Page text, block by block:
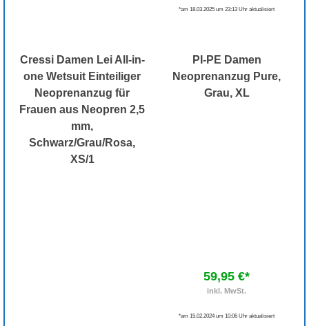
*am 18.03.2025 um 23:13 Uhr aktualisiert
Cressi Damen Lei All-in-
one Wetsuit Einteiliger
Neoprenanzug für
Frauen aus Neopren 2,5
mm,
Schwarz/Grau/Rosa,
XS/1
PI-PE Damen
Neoprenanzug Pure,
Grau, XL
59,95 €*
inkl. MwSt.
*am 15.02.2024 um 10:06 Uhr aktualisiert